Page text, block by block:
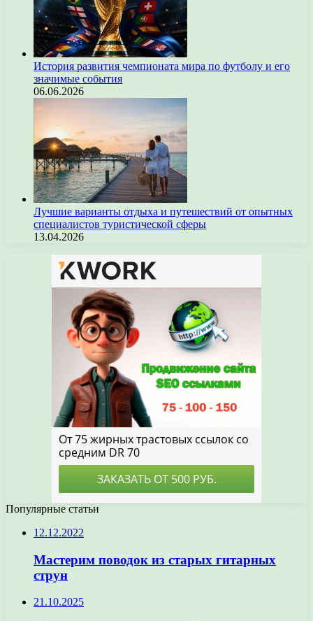
История развития чемпионата мира по футболу и его
значимые события
06.06.2026
Лучшие варианты отдыха и путешествий от опытных
специалистов туристической сферы
13.04.2026
Популярные статьи
12.12.2022
Мастерим поводок из старых гитарных
струн
21.10.2025